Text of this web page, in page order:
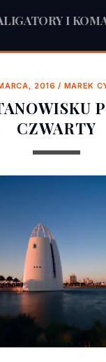
I
2016 / MAREK
CZWARTY